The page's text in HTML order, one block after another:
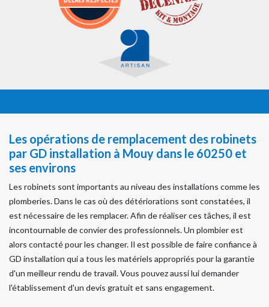
Les opérations de remplacement des robinets
par GD installation à Mouy dans le 60250 et
ses environs
Les robinets sont importants au niveau des installations comme les
plomberies. Dans le cas où des détériorations sont constatées, il
est nécessaire de les remplacer. Afin de réaliser ces tâches, il est
incontournable de convier des professionnels. Un plombier est
alors contacté pour les changer. Il est possible de faire confiance à
GD installation qui a tous les matériels appropriés pour la garantie
d'un meilleur rendu de travail. Vous pouvez aussi lui demander
l'établissement d'un devis gratuit et sans engagement.